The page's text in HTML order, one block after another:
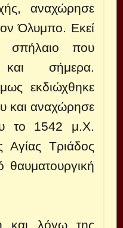
αναχώρησε
Όλυμπο. Εκεί
σπήλαιο που
σήμερα.
εκδιώχθηκε
και αναχώρησε
το 1542 μ.Χ.
Αγίας Τριάδος
θαυματουργική
και λόγω της